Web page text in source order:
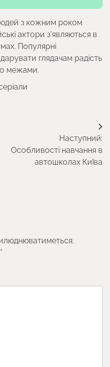
з кожним роком
актори з’являються в
Популярні
глядачам радість
межами.
Наступний:
Особливості навчання в
автошколах Київа
*